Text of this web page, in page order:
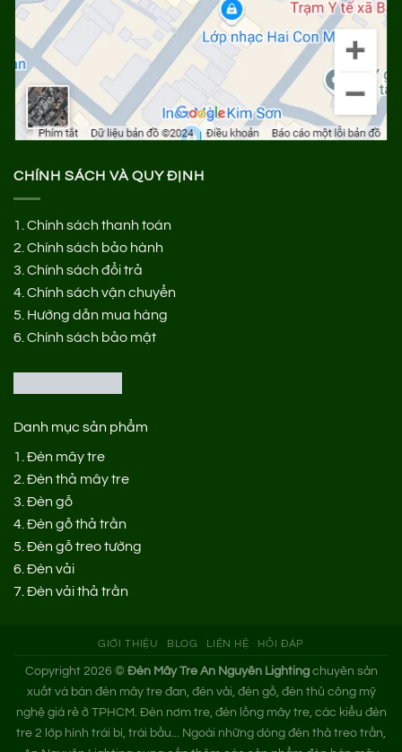
CHÍNH SÁCH VÀ QUY ĐỊNH
1. Chính sách thanh toán
2. Chính sách bảo hành
3. Chính sách đổi trả
4. Chính sách vận chuyển
5. Hướng dẫn mua hàng
6. Chính sách bảo mật
Danh mục sản phẩm
1. Đèn mây tre
2. Đèn thả mây tre
3. Đèn gỗ
4. Đèn gỗ thả trần
5. Đèn gỗ treo tường
6. Đèn vải
7. Đèn vải thả trần
GIỚI THIỆU BLOG LIÊN HỆ HỎI ĐÁP
Copyright 2026 © Đèn Mây Tre An Nguyên Lightingchuyên sản
xuất và bán đèn mây tre đan, đèn vải, đèn gỗ, đèn thủ công mỹ
nghệ giá rẻ ở TPHCM. Đèn nơm tre, đèn lồng mây tre, các kiểu đèn
tre 2 lớp hình trái bí, trái bầu... Ngoài những dòng đèn thả treo trần,